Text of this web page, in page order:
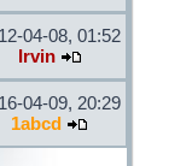
04-08, 01:52
Irvin
04-09, 20:29
1abcd